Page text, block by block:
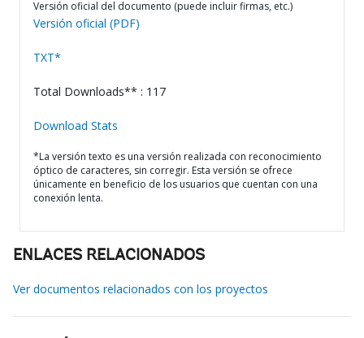
Versión oficial del documento (puede incluir firmas, etc.)
Versión oficial (PDF)
TXT*
Total Downloads** : 117
Download Stats
*La versión texto es una versión realizada con reconocimiento
óptico de caracteres, sin corregir. Esta versión se ofrece
únicamente en beneficio de los usuarios que cuentan con una
conexión lenta.
ENLACES RELACIONADOS
Ver documentos relacionados con los proyectos